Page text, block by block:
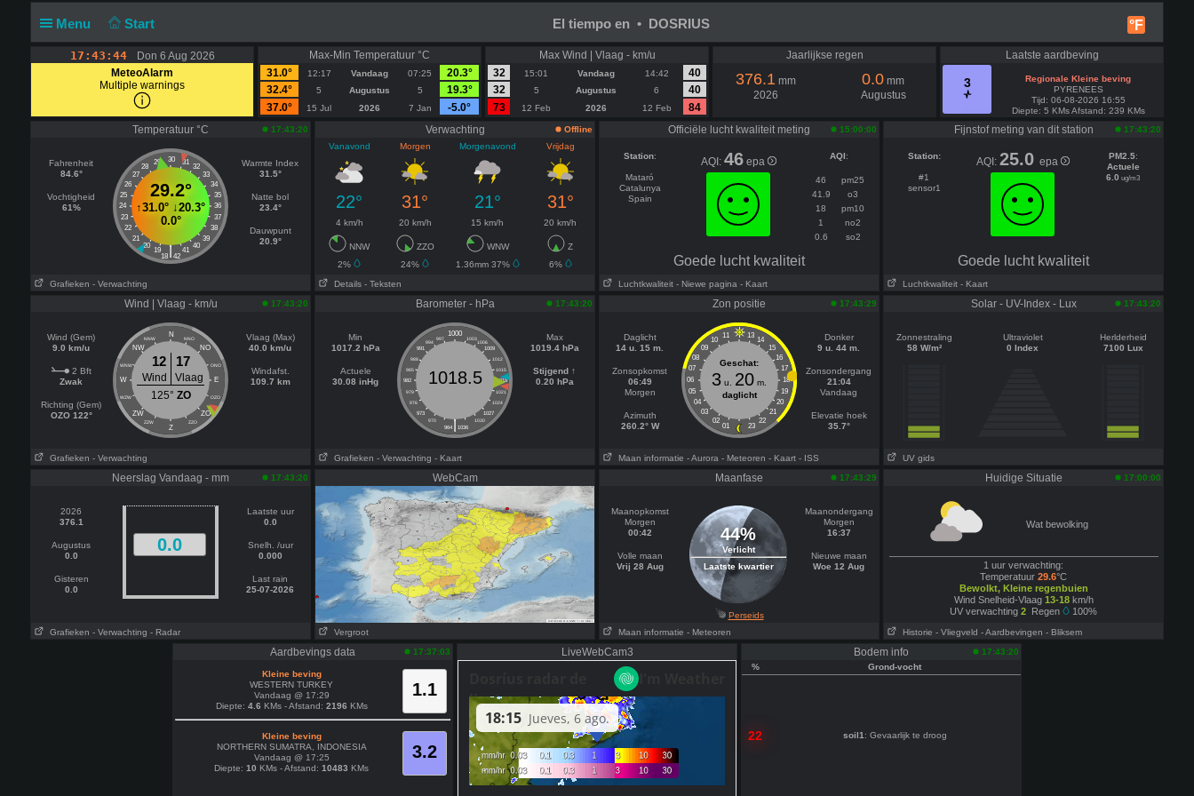
Menu Start °F
El tiempo en • DOSRIUS
17:43:44
Don 6 Aug 2026
MeteoAlarm
Multiple warnings
Max-Min Temperatuur °C
31.0°
12:17 Vandaag 07:25
20.3°
32.4°
5 Augustus 5
19.3°
37.0°
15 Jul 2026 7 Jan -5.0°
Max Wind | Vlaag - km/u
32
15:01 Vandaag 14:42
40
32
5 Augustus 6
40
73
12 Feb 2026 12 Feb 84
Jaarlijkse regen
376.1 mm
2026
0.0 mm
Augustus
Laatste aardbeving
3
Regionale Kleine beving
PYRENEES
Tijd: 06-08-2026 16:55
Diepte: 5 KMs Afstand: 239 KMs
Temperatuur °C 17:43:20
Fahrenheit
84.6°
Vochtigheid
61%
30
29 31
28
32
27
33
26
34
25
35
24
36
23
37
22
38
21
39
20
40
19 41
|
18 42
29.2°
↑31.0° ↓20.3°
0.0°
Warmte Index
31.5°
Natte bol
23.4°
Dauwpunt
20.9°
Grafieken - Verwachting
Verwachting
Offline
Vanavond
Morgen Morgenavond Vrijdag
22° 31° 21° 31°
4 km/h 20 km/h 15 km/h 20 km/h
NNW ZZO WNW
Z
2%
24% 1.36mm 37%
6%
Details - Teksten
Officiële lucht kwaliteit meting 15:00:00
Station:
Mataró
Catalunya
Spain
AQI: 46 epa AQI:
46
pm25
41.9
o3
18
pm10
1
no2
0.6
so2
Goede lucht kwaliteit
Luchtkwaliteit - Niewe pagina - Kaart
Fijnstof meting van dit station 17:43:20
Station:
#1
sensor1
AQI: 25.0 epa PM2.5:
Actuele
6.0 ug/m3
Goede lucht kwaliteit
Luchtkwaliteit - Kaart
Wind | Vlaag - km/u 17:43:20
Wind (Gem)
9.0 km/u
2 Bft
Zwak
Richting (Gem)
OZO 122°
N
NNW NNO
NW NO
WNW ONO
W E
WZW OZO
ZW ZO
ZZW ZZO
Z
12 17
Wind
Vlaag
125° ZO
Vlaag (Max)
40.0 km/u
Windafst.
109.7 km
Grafieken - Verwachting
Barometer - hPa 17:43:20
Min
1017.2 hPa
Actuele
30.08 inHg
1000
997 1003
994
1006
991
1009
988
1012
985
1015
982
1018
979
1021
976
1024
973
1027
970
1030
|
964 1036
1018.5
Max
1019.4 hPa
Stijgend ↑
0.20 hPa
Grafieken - Verwachting - Kaart
Zon positie 17:43:29
Daglicht
14 u. 15 m.
Zonsopkomst
06:49
Morgen
Azimuth
260.2° W
11 13
10
14
09
15
08
16
07
17
06
18
05
19
04
20
03
21
02
22
01 23
Geschat:
3 u. 20 m.
daglicht
Donker
9 u. 44 m.
Zonsondergang
21:04
Vandaag
Elevatie hoek
35.7°
Maan informatie - Aurora - Meteoren - Kaart - ISS
Solar - UV-Index - Lux 17:43:20
Zonnestraling
58 W/m²
Ultraviolet
0 Index
Herlderheid
7100 Lux
UV gids
Neerslag Vandaag - mm 17:43:20
2026
376.1
Augustus
0.0
Gisteren
0.0
0.0
Laatste uur
0.0
Snelh. /uur
0.000
Last rain
25-07-2026
Grafieken - Verwachting - Radar
WebCam
Vergroot
Maanfase 17:43:29
Maanopkomst
Morgen
00:42
Volle maan
Vrij 28 Aug
44%
Verlicht
Laatste kwartier
Maanondergang
Morgen
16:37
Nieuwe maan
Woe 12 Aug
Perseids
Maan informatie - Meteoren
Huidige Situatie 17:00:00
Wat bewolking
1 uur verwachting:
Temperatuur 29.6°C
Bewolkt, Kleine regenbuien
Wind Snelheid-Vlaag 13-18km/h
UV verwachting 2 Regen 100%
Historie - Vliegveld - Aardbevingen - Bliksem
Aardbevings data 17:37:03
1.1
Kleine beving
WESTERN TURKEY
Vandaag @ 17:29
Diepte: 4.6 KMs - Afstand: 2196 KMs
3.2
Kleine beving
NORTHERN SUMATRA, INDONESIA
Vandaag @ 17:25
Diepte: 10 KMs - Afstand: 10483 KMs
LiveWebCam3 Bodem info
17:43:20
%
Grond-vocht
22 soil1 : Gevaarlijk te droog
Bericht Donderdag 17:43
31.5°C